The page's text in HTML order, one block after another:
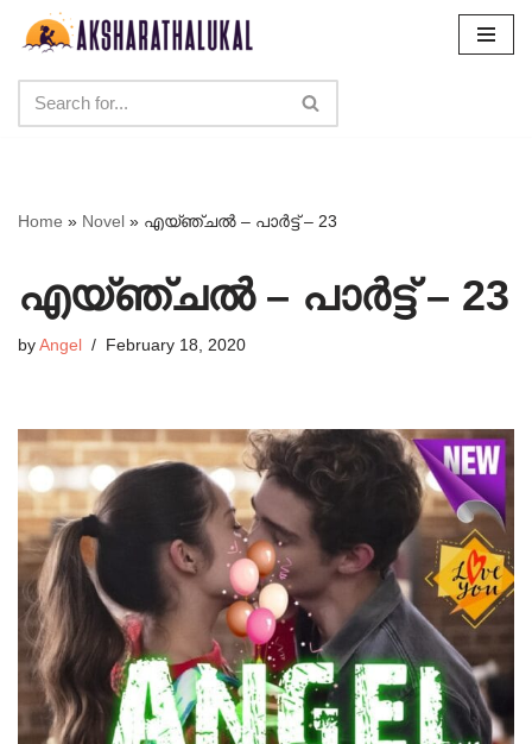
content
Home » Novel » എയ്ഞ്ചൽ – പാർട്ട് – 23
എയ്ഞ്ചൽ – പാർട്ട് – 23
by Angel February 18, 2020